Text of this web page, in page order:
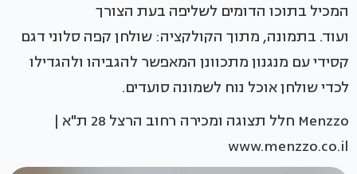
המכיל בתוכו הדומים לשליפה בעת הצורך
ועוד. בתמונה, מתוך הקולקציה: שולחן קפה סלוני דגם
קסידי עם מנגנון מתכוונן המאפשר להגביהו ולהגדילו
לכדי שולחן אוכל נוח לשמונה סועדים.
Menzzo חלל תצוגה ומכירה רחוב הרצל 28 ת"א |
www.menzzo.co.il